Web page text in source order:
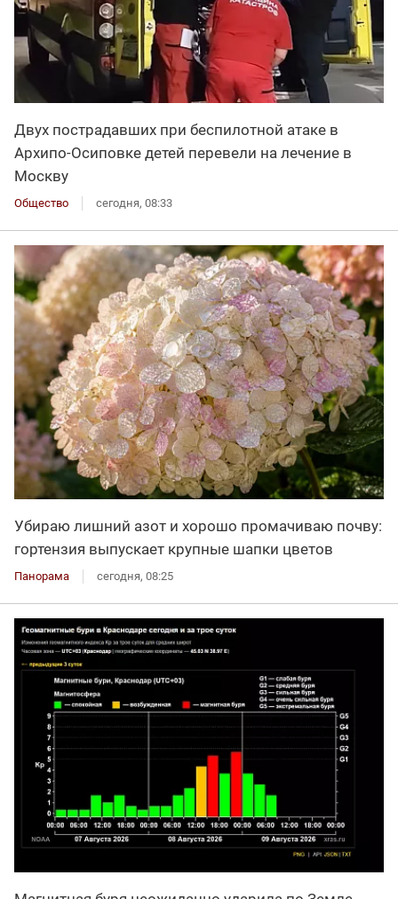
Двух пострадавших при беспилотной атаке в
Архипо-Осиповке детей перевели на лечение в
Москву
Общество сегодня, 08:33
Убираю лишний азот и хорошо промачиваю почву:
гортензия выпускает крупные шапки цветов
Панорама сегодня, 08:25